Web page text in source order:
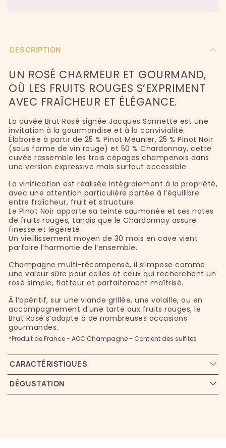
DESCRIPTION
UN ROSÉ CHARMEUR ET GOURMAND,
OÙ LES FRUITS ROUGES S’EXPRIMENT
AVEC FRAÎCHEUR ET ÉLÉGANCE.
La cuvée Brut Rosé signée Jacques Sonnette est une
invitation à la gourmandise et à la convivialité.
Élaborée à partir de 25 % Pinot Meunier, 25 % Pinot Noir
(sous forme de vin rouge) et 50 % Chardonnay, cette
cuvée rassemble les trois cépages champenois dans
une version expressive mais surtout accessible.
La vinification est réalisée intégralement à la propriété,
avec une attention particulière portée à l’équilibre
entre fraîcheur, fruit et structure.
Le Pinot Noir apporte sa teinte saumonée et ses notes
de fruits rouges, tandis que le Chardonnay assure
finesse et légèreté.
Un vieillissement moyen de 30 mois en cave vient
parfaire l’harmonie de l’ensemble.
Champagne multi-récompensé, il s’impose comme
une valeur sûre pour celles et ceux qui recherchent un
rosé simple, flatteur et parfaitement maîtrisé.
À l’apéritif, sur une viande grillée, une volaille, ou en
accompagnement d’une tarte aux fruits rouges, le
Brut Rosé s’adapte à de nombreuses occasions
gourmandes.
*Produit de France - AOC Champagne - Contient des sulfites
CARACTÉRISTIQUES
DÉGUSTATION